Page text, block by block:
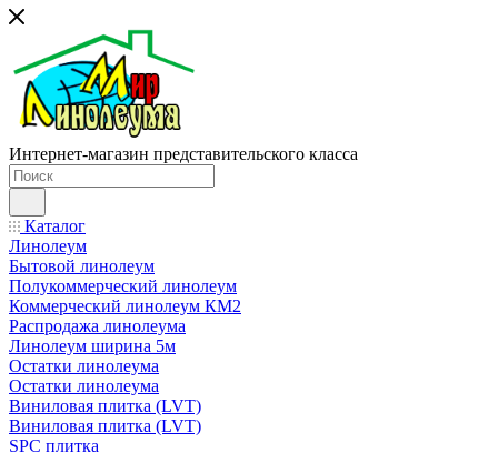
Интернет-магазин представительского класса
Каталог
Линолеум
Бытовой линолеум
Полукоммерческий линолеум
Коммерческий линолеум КМ2
Распродажа линолеума
Линолеум ширина 5м
Остатки линолеума
Остатки линолеума
Виниловая плитка (LVT)
Виниловая плитка (LVT)
SPC плитка